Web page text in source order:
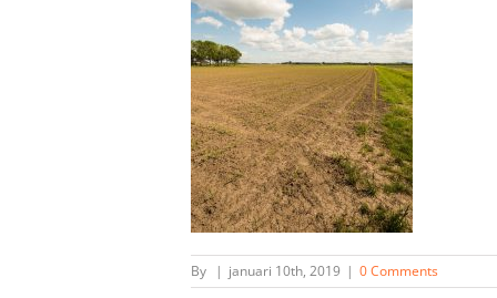
By | januari 10th, 2019 | 0 Comments